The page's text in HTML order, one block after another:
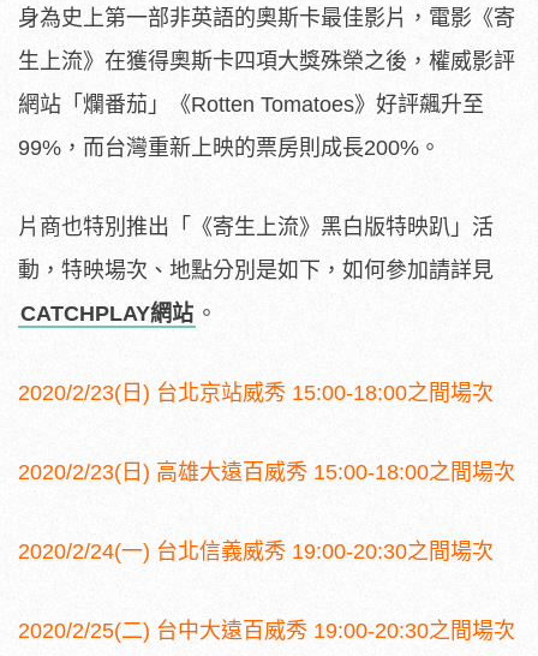
身為史上第一部非英語的奧斯卡最佳影片，電影《寄
生上流》在獲得奧斯卡四項大獎殊榮之後，權威影評
網站「爛番茄」《Rotten Tomatoes》好評飆升至
99%，而台灣重新上映的票房則成長200%。
片商也特別推出「《寄生上流》黑白版特映趴」活
動，特映場次、地點分別是如下，如何參加請詳見
CATCHPLAY網站 。
2020/2/23(日) 台北京站威秀 15:00-18:00之間場次
2020/2/23(日) 高雄大遠百威秀 15:00-18:00之間場次
2020/2/24(一) 台北信義威秀 19:00-20:30之間場次
2020/2/25(二) 台中大遠百威秀 19:00-20:30之間場次